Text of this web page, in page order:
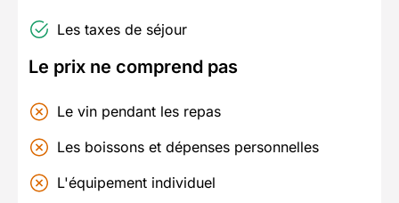
Les taxes de séjour
Le prix ne comprend pas
Le vin pendant les repas
Les boissons et dépenses personnelles
L'équipement individuel